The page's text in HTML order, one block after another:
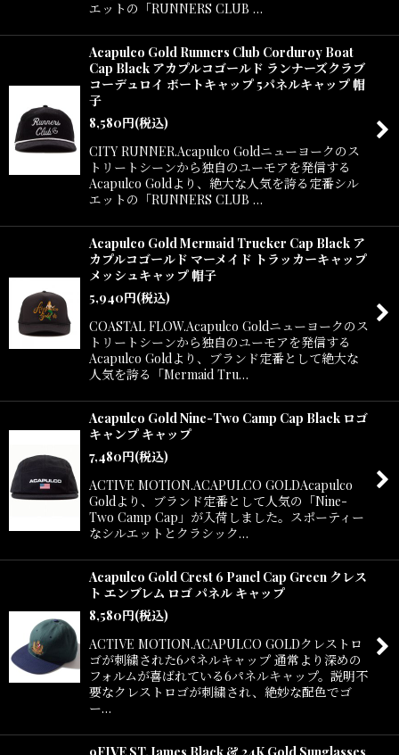
エットの「RUNNERS CLUB …
Acapulco Gold Runners Club Corduroy Boat
Cap Black アカプルコゴールド ランナーズクラブ
コーデュロイ ボートキャップ 5パネルキャップ 帽
子
8,580円(税込)
CITY RUNNER.Acapulco Goldニューヨークのス
トリートシーンから独自のユーモアを発信する
Acapulco Goldより、絶大な人気を誇る定番シル
エットの「RUNNERS CLUB …
Acapulco Gold Mermaid Trucker Cap Black ア
カプルコゴールド マーメイド トラッカーキャップ
メッシュキャップ 帽子
5,940円(税込)
COASTAL FLOW.Acapulco Goldニューヨークのス
トリートシーンから独自のユーモアを発信する
Acapulco Goldより、ブランド定番として絶大な
人気を誇る「Mermaid Tru…
Acapulco Gold Nine-Two Camp Cap Black ロゴ
キャンプ キャップ
7,480円(税込)
ACTIVE MOTION.ACAPULCO GOLDAcapulco
Goldより、ブランド定番として人気の「Nine-
Two Camp Cap」が入荷しました。スポーティー
なシルエットとクラシック…
Acapulco Gold Crest 6 Panel Cap Green クレス
ト エンブレム ロゴ パネル キャップ
8,580円(税込)
ACTIVE MOTION.ACAPULCO GOLDクレストロ
ゴが刺繍された6パネルキャップ 通常より深めの
フォルムが喜ばれている6パネルキャップ。説明不
要なクレストロゴが刺繍され、絶妙な配色でゴ
ー…